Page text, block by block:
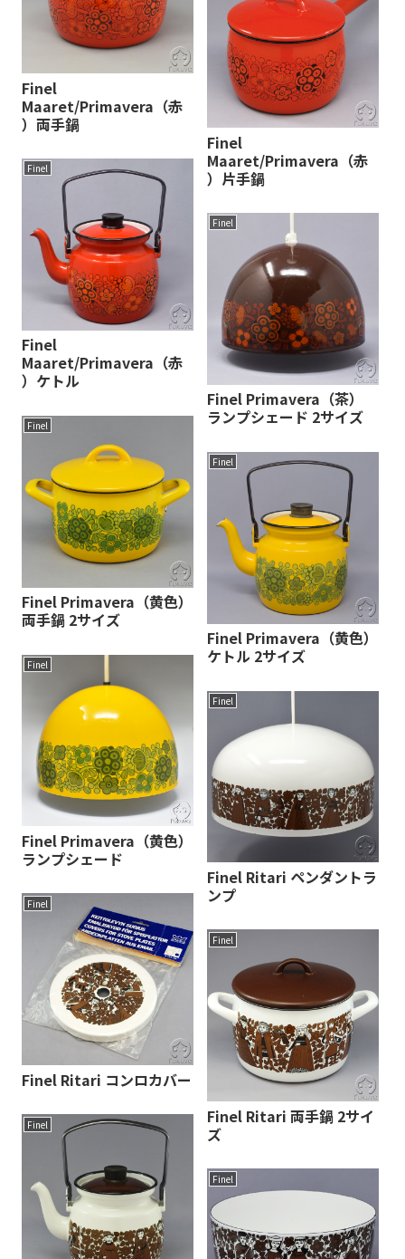
Finel
Maaret/Primavera（赤
）両手鍋
Finel
Maaret/Primavera（赤
）片手鍋
Finel
Finel
Maaret/Primavera（赤
）ケトル
Finel
Finel Primavera（茶）
ランプシェード 2サイズ
Finel
Finel Primavera（黄色）
両手鍋 2サイズ
Finel
Finel Primavera（黄色）
ケトル 2サイズ
Finel
Finel Primavera（黄色）
ランプシェード
Finel
Finel Ritari ペンダントラ
ンプ
Finel
Finel Ritari コンロカバー
Finel
Finel Ritari 両手鍋 2サイ
ズ
Finel
Finel